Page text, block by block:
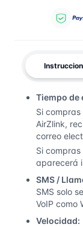
Tiempo de
Si
AirZlink,
correo
Si
aparecerá
SMS /
SMS solo
VoIP como
Velocidad: